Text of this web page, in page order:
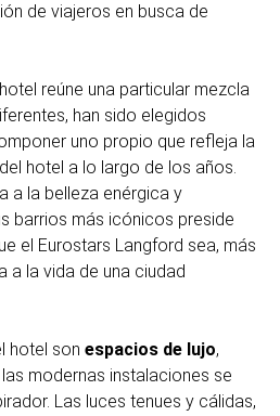
de viajeros en busca de
reúne una particular mezcla
han sido elegidos
uno propio que refleja la
hotel a lo largo de los años.
a la belleza enérgica y
barrios más icónicos preside
el Eurostars Langford sea, más
a la vida de una ciudad
hotel son espacios de lujo,
modernas instalaciones se
Las luces tenues y cálidas,